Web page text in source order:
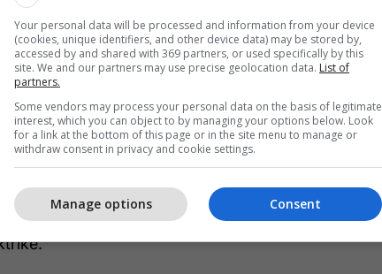
ndihmon Iranin të shmangë sanksionet
dhjetëra deri në qindra miliona dollarë që lidhen
ndërsa dyshohet se përdoret edhe nga
Islamike dhe banka qendrore e Iranit.
institucioneve shtetërore ashtu edhe qytetarëve
transaksione financiare në nivel global,
edhe gjatë ndërprerjeve të internetit
Your personal data will be processed and information from your device
(cookies, unique identifiers, and other device data) may be stored by,
accessed by and shared with 369 partners, or used specifically by this
site. We and our partners may use precise geolocation data. List of
partners.
Some vendors may process your personal data on the basis of legitimate
interest, which you can object to by managing your options below. Look
for a link at the bottom of this page or in the site menu to manage or
withdraw consent in privacy and cookie settings.
Consent
Manage options